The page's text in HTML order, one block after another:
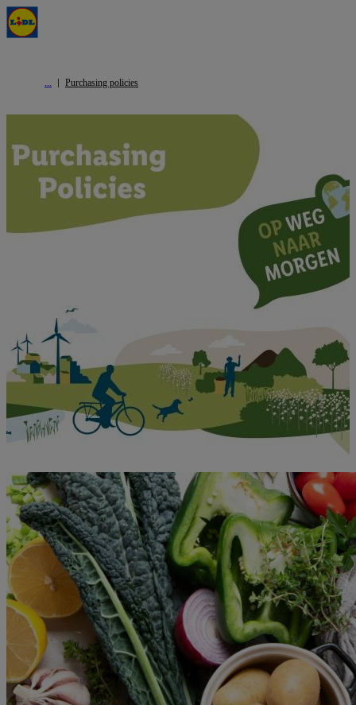
Purchasing policies